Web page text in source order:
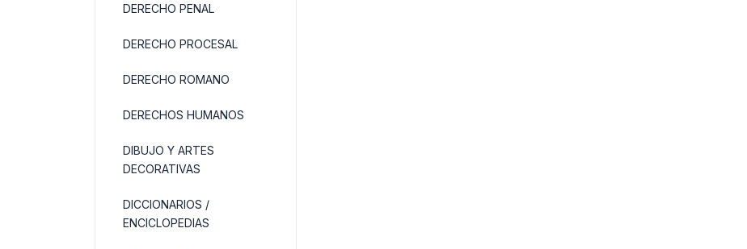
DERECHO PENAL
DERECHO PROCESAL
DERECHO ROMANO
DERECHOS HUMANOS
DIBUJO Y ARTES
DECORATIVAS
DICCIONARIOS /
ENCICLOPEDIAS